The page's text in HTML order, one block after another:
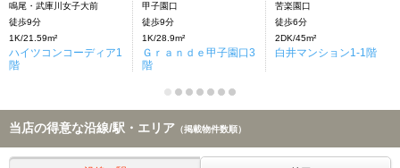
鳴尾・武庫川女子大前
徒歩9分
1K/21.59m²
ハイツコンコーディア1
階
甲子園口
徒歩9分
1K/28.9m²
Ｇｒａｎｄｅ甲子園口3
階
苦楽園口
徒歩6分
2DK/45m²
白井マンション1-1階
当店の得意な沿線/駅・エリア （掲載物件数順）